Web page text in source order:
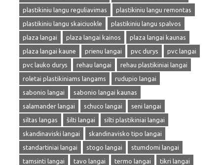
plastikiniu langu reguliavimas
plastikiniu langu remontas
plastikiniu langu skaiciuokle
plastikiniu langu spalvos
plaza langai
plaza langai kainos
plaza langai kaunas
plaza langai kaune
prienu langai pvc durys
pvc langai
pvc lauko durys
rehau langai
rehau plastikiniai langai
roletai plastikiniams langams
rudupio langai
sabonio langai
sabonio langai kaunas
salamander langai
schuco langai
seni langai
siltas langas
šilti langai
silti plastikiniai langai
skandinaviski langai
skandinavisko tipo langai
standartiniai langai
stogo langai
stumdomi langai
tamsinti langai
tavo langai termo langai
tikri langai